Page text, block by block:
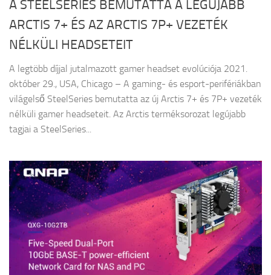
A STEELSERIES BEMUTATTA A LEGÚJABB
ARCTIS 7+ ÉS AZ ARCTIS 7P+ VEZETÉK
NÉLKÜLI HEADSETEIT
A legtöbb díjjal jutalmazott gamer headset evolúciója 2021.
október 29., USA, Chicago – A gaming- és esport-perifériákban
világelső SteelSeries bemutatta az új Arctis 7+ és 7P+ vezeték
nélküli gamer headseteit. Az Arctis terméksorozat legújabb
tagjai a SteelSeries...